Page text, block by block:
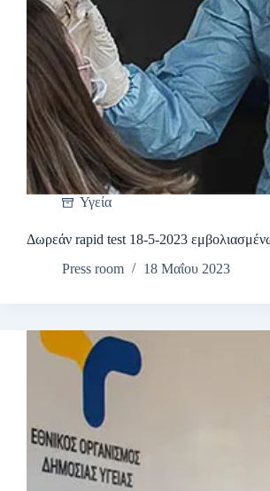
Υγεία
Δωρεάν rapid test 18-5-2023
Press room
18 Μαΐου 2023